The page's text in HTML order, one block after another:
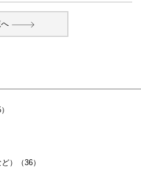
）（36）